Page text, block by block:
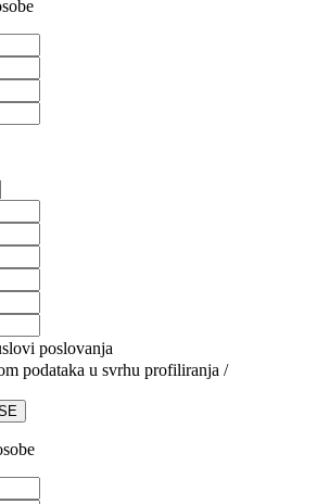
poslovanja
podataka u svrhu profiliranja /